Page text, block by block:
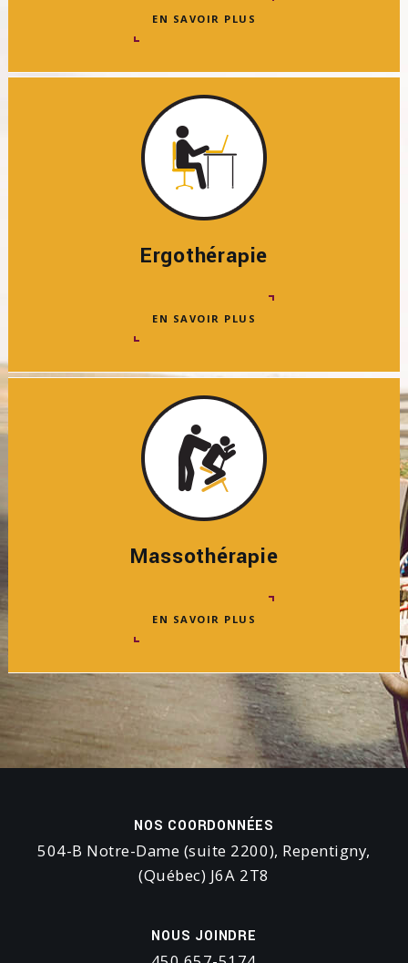
EN SAVOIR PLUS
Ergothérapie
EN SAVOIR PLUS
Massothérapie
EN SAVOIR PLUS
NOS COORDONNÉES
504-B Notre-Dame (suite 2200), Repentigny,
(Québec) J6A 2T8
NOUS JOINDRE